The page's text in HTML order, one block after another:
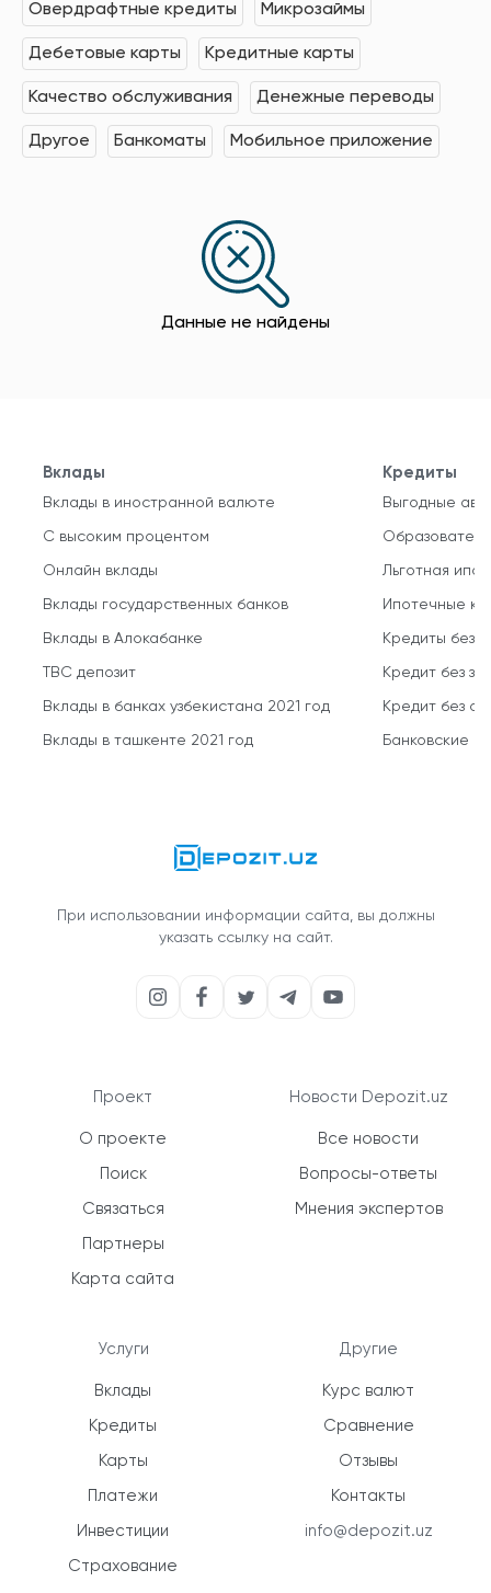
Овердрафтные кредиты Микрозаймы
Дебетовые карты Кредитные карты
Качество обслуживания Денежные переводы
Другое Банкоматы Мобильное приложение
Данные не найдены
Вклады
Вклады в иностранной валюте
С высоким процентом
Онлайн вклады
Вклады государственных банков
Вклады в Алокабанке
TBC депозит
Вклады в банках узбекистана 2021 год
Вклады в ташкенте 2021 год
Кредиты
Выгодные
Льготная
Ипотечные
Кредиты без
Кредит без
Кредит без
Банковские
При использовании информации сайта, вы должны
указать ссылку на сайт.
Проект
О проекте
Поиск
Связаться
Партнеры
Карта сайта
Услуги
Вклады
Кредиты
Карты
Платежи
Инвестиции
Страхование
Новости Depozit.uz
Все новости
Вопросы-ответы
Мнения экспертов
Другие
Курс валют
Сравнение
Отзывы
Контакты
info@depozit.uz